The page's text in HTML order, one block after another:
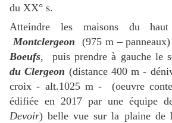
du XX° s.
Atteindre les maisons du
Montclergeon (975 m –
Boeufs, puis prendre à gauche le
du Clergeon (distance 400 m -
croix - alt.1025 m - (oeuvre
édifiée en 2017 par une équipe
Devoir) belle vue sur la plaine de